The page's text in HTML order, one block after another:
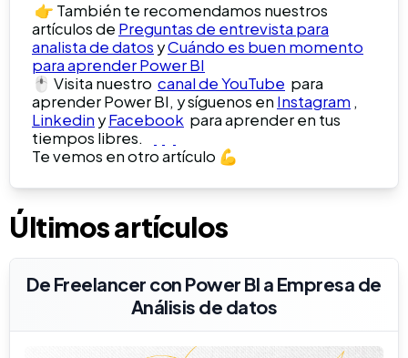
👉 También te recomendamos nuestros
artículos de Preguntas de entrevista para
analista de datos yCuándo es buen momento
para aprender Power BI
🖱️ Visita nuestro canal de YouTube para
aprender Power BI, y síguenos en Instagram ,
Linkedin yFacebook para aprender en tus
tiempos libres.
Te vemos en otro artículo 💪
Últimos artículos
De Freelancer con Power BI a Empresa de
Análisis de datos